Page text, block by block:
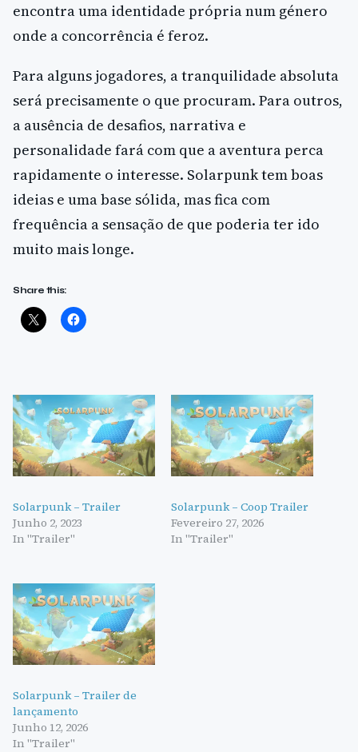
encontra uma identidade própria num género
onde a concorrência é feroz.
Para alguns jogadores, a tranquilidade absoluta
será precisamente o que procuram. Para outros,
a ausência de desafios, narrativa e
personalidade fará com que a aventura perca
rapidamente o interesse. Solarpunk tem boas
ideias e uma base sólida, mas fica com
frequência a sensação de que poderia ter ido
muito mais longe.
Share this:
Solarpunk – Trailer
Junho 2, 2023
In "Trailer"
Solarpunk – Coop Trailer
Fevereiro 27, 2026
In "Trailer"
Solarpunk – Trailer de
lançamento
Junho 12, 2026
In "Trailer"